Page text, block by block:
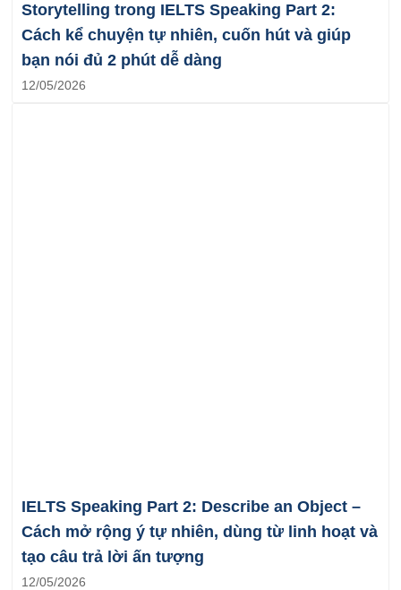
Storytelling trong IELTS Speaking Part 2:
Cách kể chuyện tự nhiên, cuốn hút và giúp
bạn nói đủ 2 phút dễ dàng
12/05/2026
IELTS Speaking Part 2: Describe an Object –
Cách mở rộng ý tự nhiên, dùng từ linh hoạt và
tạo câu trả lời ấn tượng
12/05/2026